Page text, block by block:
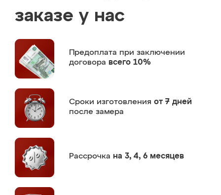
заказе у нас
Предоплата при заключении
договора всего 10%
Сроки изготовления от 7 дней
после замера
Рассрочка на 3, 4, 6 месяцев